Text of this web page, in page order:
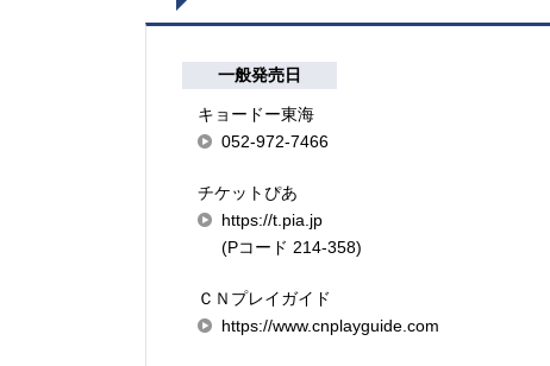
一般発売日
キョードー東海
052-972-7466
チケットぴあ
https://t.pia.jp
(Pコード 214-358)
ＣＮプレイガイド
https://www.cnplayguide.com